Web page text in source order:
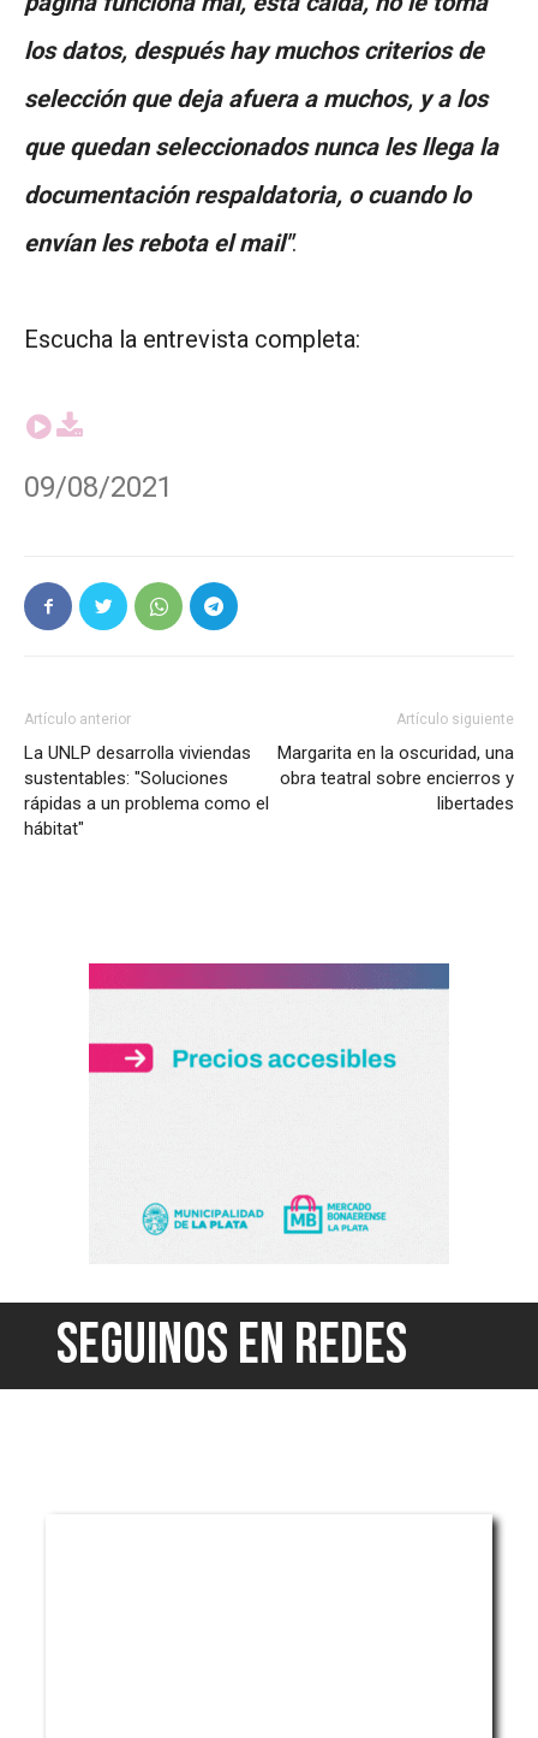
los datos, después hay muchos criterios de
selección que deja afuera a muchos, y a los
que quedan seleccionados nunca les llega la
documentación respaldatoria, o cuando lo
envían les rebota el mail".
Escucha la entrevista completa:
09/08/2021
Artículo anterior
La UNLP desarrolla viviendas
sustentables: "Soluciones
rápidas a un problema como el
hábitat"
Artículo siguiente
Margarita en la oscuridad, una
obra teatral sobre encierros y
libertades
SEGUINOS EN REDES